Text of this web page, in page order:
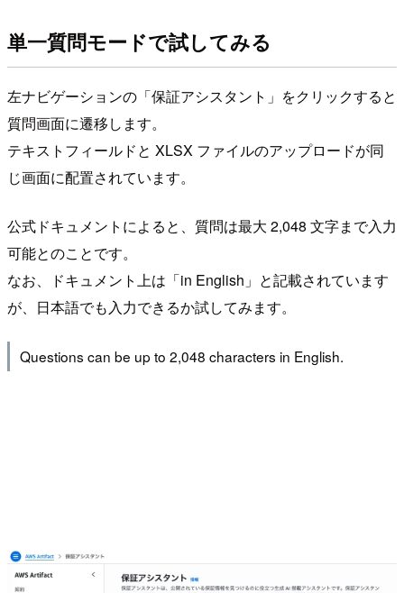
単一質問モードで試してみる
左ナビゲーションの「保証アシスタント」をクリックすると
質問画面に遷移します。
テキストフィールドと XLSX ファイルのアップロードが同
じ画面に配置されています。
公式ドキュメントによると、質問は最大 2,048 文字まで入力
可能とのことです。
なお、ドキュメント上は「in English」と記載されています
が、日本語でも入力できるか試してみます。
Questions can be up to 2,048 characters in English.